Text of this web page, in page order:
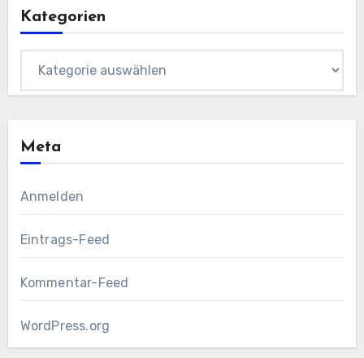
Kategorien
Meta
Anmelden
Eintrags-Feed
Kommentar-Feed
WordPress.org